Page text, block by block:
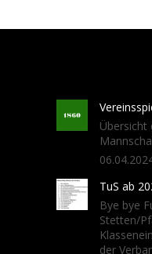
Übersicht
TuS ab
Bye bye
Stetten/
der